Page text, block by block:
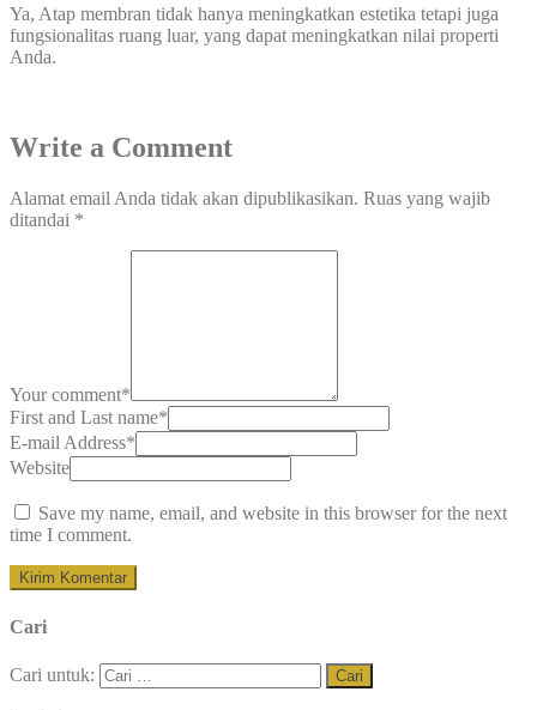
Ya, Atap membran tidak hanya meningkatkan estetika tetapi juga
fungsionalitas ruang luar, yang dapat meningkatkan nilai properti
Anda.
Write a Comment
Alamat email Anda tidak akan dipublikasikan. Ruas yang wajib
ditandai *
Your comment*
First and Last name*
E-mail Address*
Website
Save my name, email, and website in this browser for the next
time I comment.
Cari
Cari untuk: